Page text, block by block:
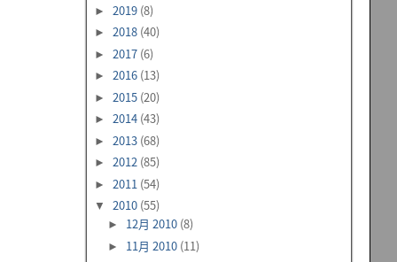
► 2019 (8)
► 2018 (40)
► 2017 (6)
► 2016 (13)
► 2015 (20)
► 2014 (43)
► 2013 (68)
► 2012 (85)
► 2011 (54)
▼ 2010 (55)
► 12月 2010 (8)
► 11月 2010 (11)